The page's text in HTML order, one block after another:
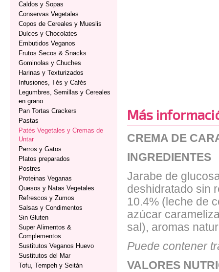
Caldos y Sopas
Conservas Vegetales
Copos de Cereales y Mueslis
Dulces y Chocolates
Embutidos Veganos
Frutos Secos & Snacks
Gominolas y Chuches
Harinas y Texturizados
Infusiones, Tés y Cafés
Legumbres, Semillas y Cereales
en grano
Pan Tortas Crackers
Pastas
Patés Vegetales y Cremas de
Untar
Perros y Gatos
Platos preparados
Postres
Proteinas Veganas
Quesos y Natas Vegetales
Refrescos y Zumos
Salsas y Condimentos
Sin Gluten
Super Alimentos &
Complementos
Sustitutos Veganos Huevo
Sustitutos del Mar
Tofu, Tempeh y Seitán
Más
CREMA DE
INGREDIENTES
Jarabe de
deshidratado sin
10.4% (leche de
azúcar
sal), aromas
Puede contener
VALORES